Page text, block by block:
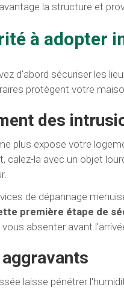
la structure et
à adopter
d'abord sécuriser les
protègent votre
des
plus expose votre
calez-la avec un objet
de dépannage
première étape de
absenter avant
laisse pénétrer